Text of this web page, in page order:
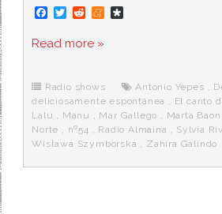
F
c
e
o
k
T
i
t
r
R
d
d
M
e
r
a
Read more »
Radio shows Antonio Yepes ,
deliciosamente espontánea , El canto
Lalu , Manu , Mar Gallego , Marta
Norte , nº54 , Radio Almaina , Sylvia
Wisława Szymborska , Zahira Galindo